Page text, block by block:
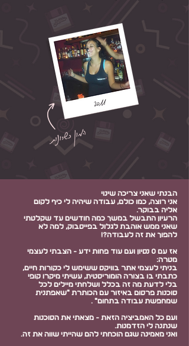
הבנתי שאני צריכה שינוי
אני רוצה, כמו כולם, עבודה שיהיה לי כיף לקום
אליה בבוקר.
הרעיון התבשל במשך כמה חודשים עד שקלטתי
שאני ממש אוהבת לגלול בפייסבוק, למה לא
להפוך את זה לעבודה?!
אז עם 0 נסיון ועם עוד פחות ידע - הצבתי לעצמי
מטרה:
בניתי לעצמי אתר בוויקס ששימש לי כקורות חיים,
כתבתי בו בצורה הומוריסטית, עשיתי מיקרו קופי
בלי לדעת מה זה בכלל ושלחתי מיילים לכל
סוכנות פרסום באיזור עם הכותרת ״שאפתנית
שמחפשת עבודה בתחום״ .
ועם כל האמביציה הזאת - מצאתי את הסוכנות
שנתנה לי הזדמנות.
ואני מאמינה שגם הוכחתי להם שהייתי שווה את זה.